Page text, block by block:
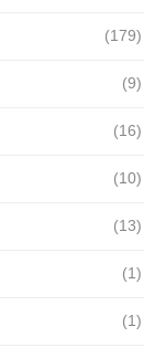
(179)
(9)
(16)
(10)
(13)
(1)
(1)